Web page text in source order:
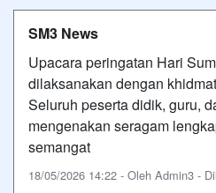
SM3 News
Upacara peringatan Hari
dilaksanakan dengan
Seluruh peserta didik, guru,
mengenakan seragam
semangat
18/05/2026 14:22 - Oleh Admin3 -